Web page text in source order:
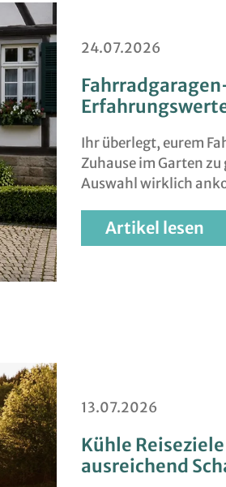
24.07.2026
Ihr überlegt, eurem
Zuhause im Garten zu
Auswahl wirklich
Artikel lesen
13.07.2026
Kühle
ausreichend